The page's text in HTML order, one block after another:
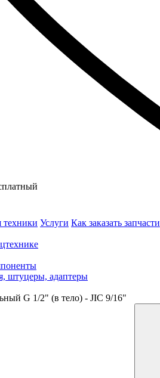
техники Услуги Как заказать запчасти
штуцеры, адаптеры
G 1/2" (в тело) - JIC 9/16"